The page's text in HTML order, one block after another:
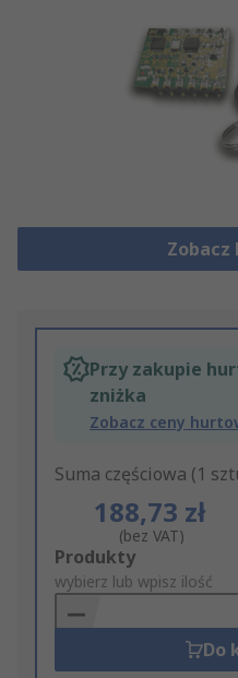
Przy zakupie
zniżka
Zobacz ceny
Suma częściowa (1
188,73 zł
(bez VAT)
Add
to
Basket
Produkty
wybierz lub wpisz ilość
Do